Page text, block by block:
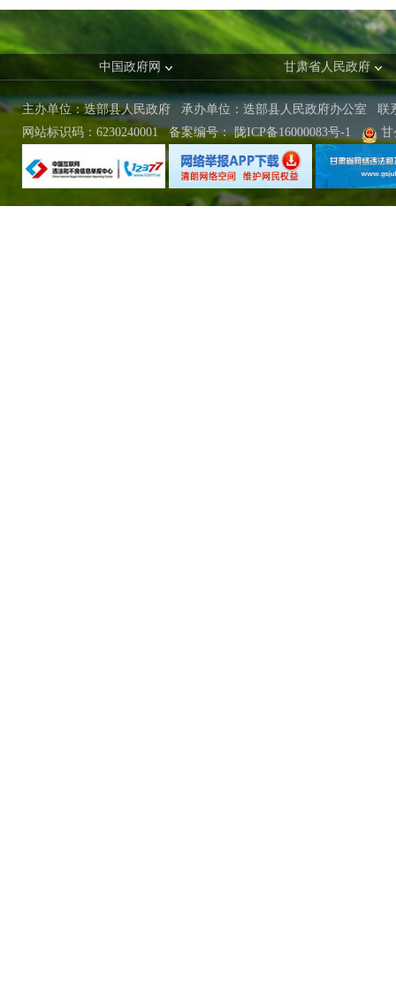
中国政府网 甘肃省人民政府
主办单位：迭部县人民政府 承办单位：迭部县人民政府办公室 联
网站标识码：6230240001
备案编号： 陇ICP备16000083号-1 甘